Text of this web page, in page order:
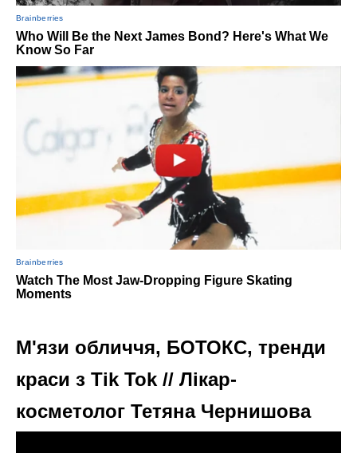
М'язи обличчя, БОТОКС, тренди
краси з Tik Tok // Лікар-
косметолог Тетяна Чернишова